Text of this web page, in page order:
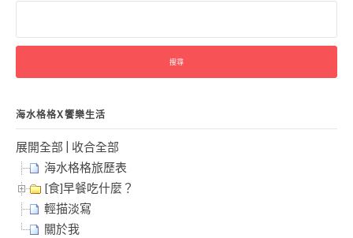
關
字:
海水格格X饗樂生活
展開全部
收合全部
海水格格旅歷表
[食]早餐吃什麼？
輕描淡寫
關於我